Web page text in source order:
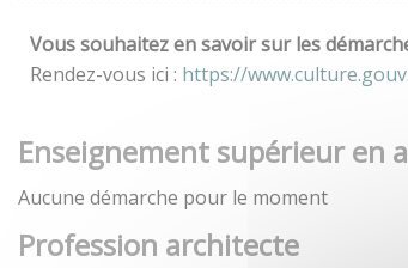
Vous souhaitez en savoir sur les
Rendez-vous ici : https://
Enseignement supérieur en
Aucune démarche pour le moment
Profession architecte